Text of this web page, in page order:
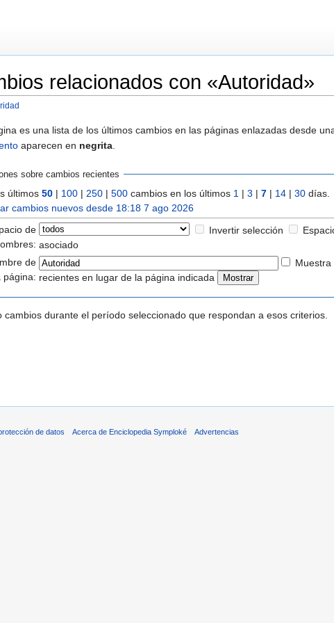
relacionados con «Autoridad»
es una lista de los últimos cambios en las páginas enlazadas desde
aparecen en negrita
sobre cambios recientes
últimos 50 | 100 | 250 | 500 cambios en los últimos 1 | 3 | 7 | 14 | 30 días.
cambios nuevos desde 18:18 7 ago 2026
de
Invertir selección
asociado
de
página:
Muestra
recientes en lugar de la página indicada
cambios durante el período seleccionado que respondan a esos criterios.
de datos Acerca de Enciclopedia Symploké Advertencias